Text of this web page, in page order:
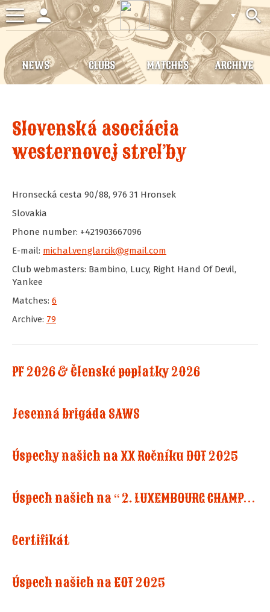
Toggle
navigation
search
person
CLUBS
NEWS MATCHES ARCHIVE
Slovenská asociácia
westernovej streľby
Hronsecká cesta 90/88, 976 31 Hronsek
Slovakia
Phone number: +421903667096
E-mail: michal.venglarcik@gmail.com
Club webmasters: Bambino, Lucy, Right Hand Of Devil,
Yankee
Matches: 6
Archive: 79
PF 2026 & Členské poplatky 2026
Jesenná brigáda SAWS
Úspechy našich na XX Ročníku DOT 2025
Úspech našich na “ 2. LUXEMBOURG CHAMPIONSHIP IN COWBOY ACTION SHOOTING”
Certifikát
Úspech našich na EOT 2025